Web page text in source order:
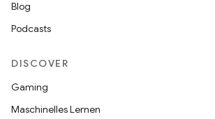
Blog
Podcasts
DISCOVER
Gaming
Maschinelles Lernen